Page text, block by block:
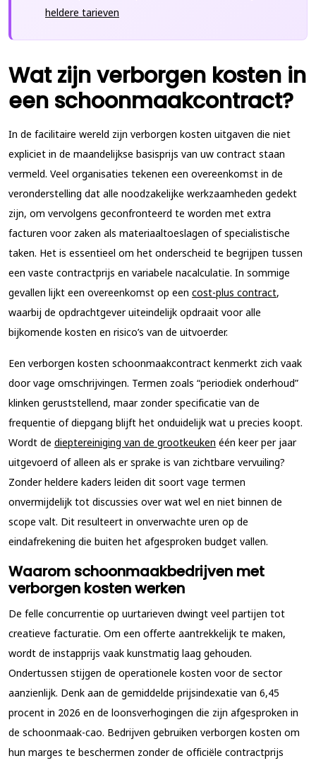
heldere tarieven
Wat zijn verborgen kosten in
een schoonmaakcontract?
In de facilitaire wereld zijn verborgen kosten uitgaven die niet
expliciet in de maandelijkse basisprijs van uw contract staan
vermeld. Veel organisaties tekenen een overeenkomst in de
veronderstelling dat alle noodzakelijke werkzaamheden gedekt
zijn, om vervolgens geconfronteerd te worden met extra
facturen voor zaken als materiaaltoeslagen of specialistische
taken. Het is essentieel om het onderscheid te begrijpen tussen
een vaste contractprijs en variabele nacalculatie. In sommige
gevallen lijkt een overeenkomst op een cost-plus contract,
waarbij de opdrachtgever uiteindelijk opdraait voor alle
bijkomende kosten en risico’s van de uitvoerder.
Een verborgen kosten schoonmaakcontract kenmerkt zich vaak
door vage omschrijvingen. Termen zoals “periodiek onderhoud”
klinken geruststellend, maar zonder specificatie van de
frequentie of diepgang blijft het onduidelijk wat u precies koopt.
Wordt de dieptereiniging van de grootkeuken één keer per jaar
uitgevoerd of alleen als er sprake is van zichtbare vervuiling?
Zonder heldere kaders leiden dit soort vage termen
onvermijdelijk tot discussies over wat wel en niet binnen de
scope valt. Dit resulteert in onverwachte uren op de
eindafrekening die buiten het afgesproken budget vallen.
Waarom schoonmaakbedrijven met
verborgen kosten werken
De felle concurrentie op uurtarieven dwingt veel partijen tot
creatieve facturatie. Om een offerte aantrekkelijk te maken,
wordt de instapprijs vaak kunstmatig laag gehouden.
Ondertussen stijgen de operationele kosten voor de sector
aanzienlijk. Denk aan de gemiddelde prijsindexatie van 6,45
procent in 2026 en de loonsverhogingen die zijn afgesproken in
de schoonmaak-cao. Bedrijven gebruiken verborgen kosten om
hun marges te beschermen zonder de officiële contractprijs